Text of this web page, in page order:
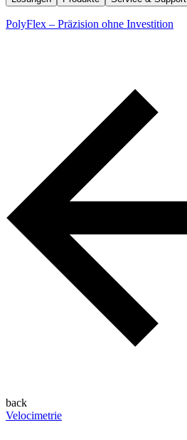
PolyFlex – Präzision ohne Investition
back
Velocimetrie